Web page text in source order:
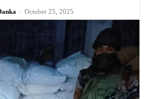
- October 25, 2025